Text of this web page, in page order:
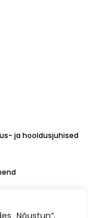
„Nõustun“,
ja hooldusjuhised